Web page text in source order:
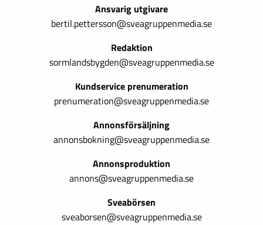
Ansvarig utgivare
bertil.pettersson@sveagruppenmedia.se
Redaktion
sormlandsbygden@sveagruppenmedia.se
Kundservice prenumeration
prenumeration@sveagruppenmedia.se
Annonsförsäljning
annonsbokning@sveagruppenmedia.se
Annonsproduktion
annons@sveagruppenmedia.se
Sveabörsen
sveaborsen@sveagruppenmedia.se